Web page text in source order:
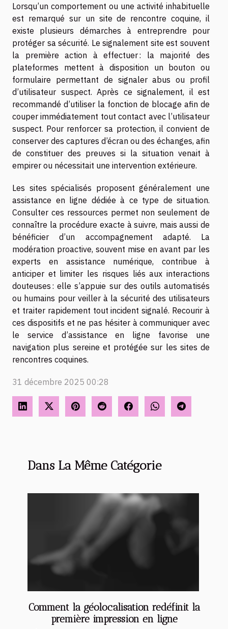
Lorsqu’un comportement ou une activité inhabituelle
est remarqué sur un site de rencontre coquine, il
existe plusieurs démarches à entreprendre pour
protéger sa sécurité. Le signalement site est souvent
la première action à effectuer : la majorité des
plateformes mettent à disposition un bouton ou
formulaire permettant de signaler abus ou profil
d’utilisateur suspect. Après ce signalement, il est
recommandé d’utiliser la fonction de blocage afin de
couper immédiatement tout contact avec l’utilisateur
suspect. Pour renforcer sa protection, il convient de
conserver des captures d’écran ou des échanges, afin
de constituer des preuves si la situation venait à
empirer ou nécessitait une intervention extérieure.
Les sites spécialisés proposent généralement une
assistance en ligne dédiée à ce type de situation.
Consulter ces ressources permet non seulement de
connaître la procédure exacte à suivre, mais aussi de
bénéficier d’un accompagnement adapté. La
modération proactive, souvent mise en avant par les
experts en assistance numérique, contribue à
anticiper et limiter les risques liés aux interactions
douteuses : elle s’appuie sur des outils automatisés
ou humains pour veiller à la sécurité des utilisateurs
et traiter rapidement tout incident signalé. Recourir à
ces dispositifs et ne pas hésiter à communiquer avec
le service d’assistance en ligne favorise une
navigation plus sereine et protégée sur les sites de
rencontres coquines.
31 décembre 2025 00:28
Dans La Même Catégorie
Comment la géolocalisation redéfinit la
première impression en ligne